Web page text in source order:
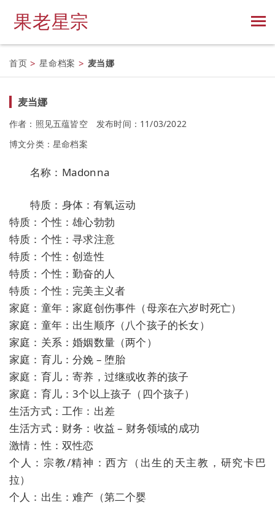
果老星宗
首页 > 星命档案 > 麦当娜
麦当娜
作者：照见五蕴皆空
发布时间：11/03/2022
博文分类： 星命档案
名称：Madonna
特质：身体：有氧运动
特质：个性：雄心勃勃
特质：个性：寻求注意
特质：个性：创造性
特质：个性：勤奋的人
特质：个性：完美主义者
家庭：童年：家庭创伤事件（母亲在六岁时死亡）
家庭：童年：出生顺序（八个孩子的长女）
家庭：关系：婚姻数量（两个）
家庭：育儿：分娩 – 堕胎
家庭：育儿：寄养，过继或收养的孩子
家庭：育儿：3个以上孩子（四个孩子）
生活方式：工作：出差
生活方式：财务：收益 – 财务领域的成功
激情：性：双性恋
个人：宗教/精神：西方（出生的天主教，研究卡巴
拉）
个人：出生：难产（第二个婴